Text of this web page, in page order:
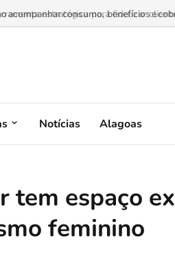
acompanhar consumo, benefícios e
Notícias Alagoas
tem espaço
feminino